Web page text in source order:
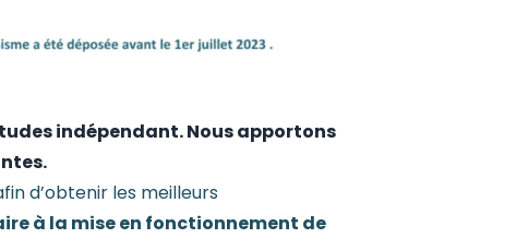
indépendant. Nous apportons
d’obtenir les meilleurs
à la mise en fonctionnement de